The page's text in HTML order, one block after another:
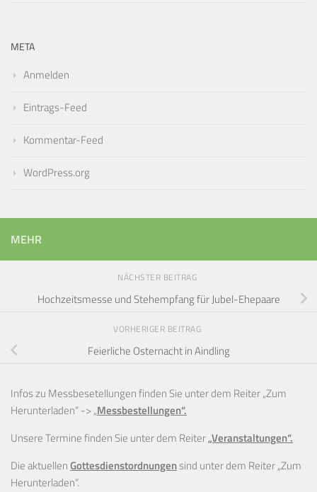
META
Anmelden
Eintrags-Feed
Kommentar-Feed
WordPress.org
MEHR
NÄCHSTER BEITRAG
Hochzeitsmesse und Stehempfang für Jubel-Ehepaare
VORHERIGER BEITRAG
Feierliche Osternacht in Aindling
Infos zu Messbesetellungen finden Sie unter dem Reiter „Zum
Herunterladen“ ->„Messbestellungen“.
Unsere Termine finden Sie unter dem Reiter„Veranstaltungen“.
Die aktuellenGottesdienstordnungensind unter dem Reiter „Zum
Herunterladen“.